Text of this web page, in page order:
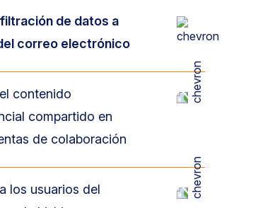
de datos a
correo electrónico
contenido
compartido en
de colaboración
los usuarios del